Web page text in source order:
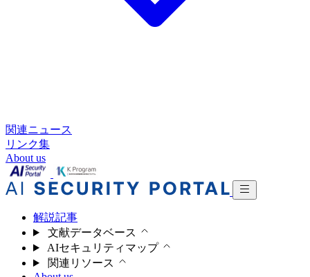
関連ニュース
リンク集
About us
解説記事
文献データベース
AIセキュリティマップ
関連リソース